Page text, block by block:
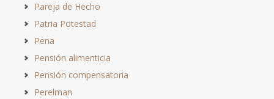
Pareja de Hecho
Patria Potestad
Pena
Pensión alimenticia
Pensión compensatoria
Perelman